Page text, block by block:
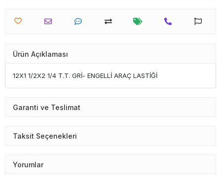
Ürün Açıklaması
12X1 1/2X2 1/4 T.T. GRİ- ENGELLİ ARAÇ LASTİĞİ
Garanti ve Teslimat
Taksit Seçenekleri
Yorumlar